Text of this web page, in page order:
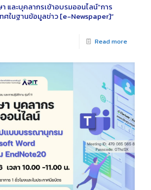
และบุคลากรเข้าอบรมออนไลน์”การ
ศในฐานข้อมูลข่าว [e-Newspaper]”
Read more